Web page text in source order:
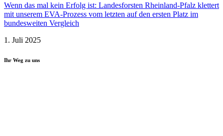
Wenn das mal kein Erfolg ist: Landes­forsten Rheinland-Pfalz klettert
mit unserem EVA-Prozess vom letzten auf den ersten Platz im
bundes­weiten Vergleich
1. Juli 2025
Ihr Weg zu uns